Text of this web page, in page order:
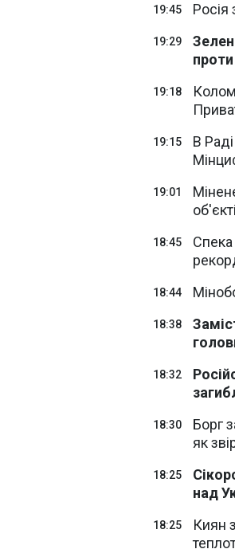
19:45 Росія
19:29
19:18
19:15
В
19:01
18:45
Спека
18:44
18:38
18:32
18:30
Борг
як
18:25
над
18:25
Киян